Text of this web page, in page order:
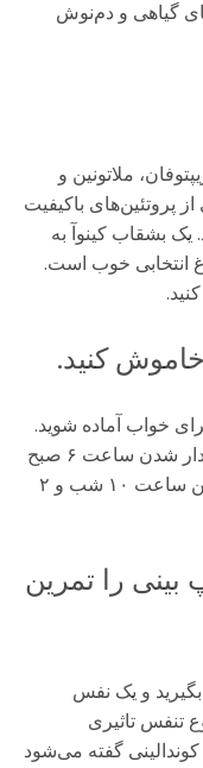
گیاهی و دم‌نوش
ملاتونین و
پروتئین‌های باکیفیت
یک بشقاب کینوآ به
انتخابی خوب است.
خواب آماده شوید.
بدن ما برای خوابیدن ساعت ۱۰ شب و بیدار شدن ساعت ۶ صبح
ساخته شده است. بهترین کیفیت خواب بین ساعت ۱۰ شب و ۲
را تمرین
و یک نفس
تنفس تاثیری
گفته می‌شود